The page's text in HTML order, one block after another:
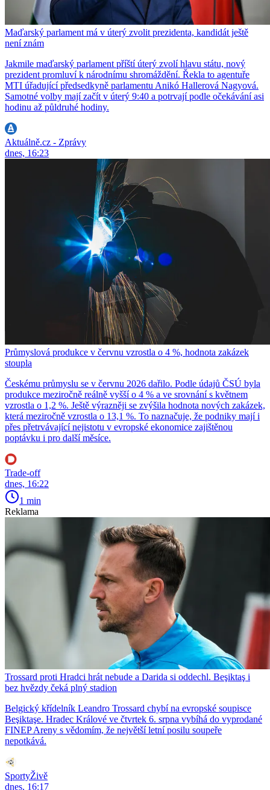
Maďarský parlament má v úterý zvolit prezidenta, kandidát ještě
není znám
Jakmile maďarský parlament příští úterý zvolí hlavu státu, nový
prezident promluví k národnímu shromáždění. Řekla to agentuře
MTI úřadující předsedkyně parlamentu Anikó Hallerová Nagyová.
Samotné volby mají začít v úterý 9:40 a potrvají podle očekávání asi
hodinu až půldruhé hodiny.
Aktuálně.cz - Zprávy
dnes, 16:23
Průmyslová produkce v červnu vzrostla o 4 %, hodnota zakázek
stoupla
Českému průmyslu se v červnu 2026 dařilo. Podle údajů ČSÚ byla
produkce meziročně reálně vyšší o 4 % a ve srovnání s květnem
vzrostla o 1,2 %. Ještě výrazněji se zvýšila hodnota nových zakázek,
která meziročně vzrostla o 13,1 %. To naznačuje, že podniky mají i
přes přetrvávající nejistotu v evropské ekonomice zajištěnou
poptávku i pro další měsíce.
Trade-off
dnes, 16:22
1 min
Reklama
Trossard proti Hradci hrát nebude a Darida si oddechl. Beşiktaş i
bez hvězdy čeká plný stadion
Belgický křídelník Leandro Trossard chybí na evropské soupisce
Beşiktaşe. Hradec Králové ve čtvrtek 6. srpna vybíhá do vyprodané
FINEP Areny s vědomím, že největší letní posilu soupeře
nepotkává.
SportyŽivě
dnes, 16:17